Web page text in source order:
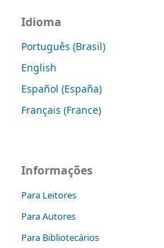
Idioma
Português (Brasil)
English
Español (España)
Français (France)
Informações
Para Leitores
Para Autores
Para Bibliotecários